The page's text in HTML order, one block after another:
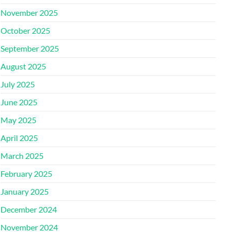
November 2025
October 2025
September 2025
August 2025
July 2025
June 2025
May 2025
April 2025
March 2025
February 2025
January 2025
December 2024
November 2024